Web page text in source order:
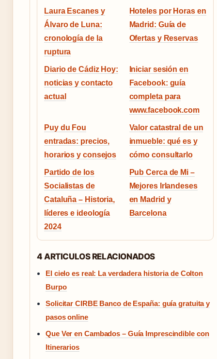
Laura Escanes y
Álvaro de Luna:
cronología de la
ruptura
Hoteles por Horas en
Madrid: Guía de
Ofertas y Reservas
Diario de Cádiz Hoy:
noticias y contacto
actual
Iniciar sesión en
Facebook: guía
completa para
www.facebook.com
Puy du Fou
entradas: precios,
horarios y consejos
Valor catastral de un
inmueble: qué es y
cómo consultarlo
Partido de los
Socialistas de
Cataluña – Historia,
líderes e ideología
2024
Pub Cerca de Mi –
Mejores Irlandeses
en Madrid y
Barcelona
4 ARTICULOS RELACIONADOS
El cielo es real: La verdadera historia de Colton
Burpo
Solicitar CIRBE Banco de España: guía gratuita y
pasos online
Que Ver en Cambados – Guía Imprescindible con
Itinerarios